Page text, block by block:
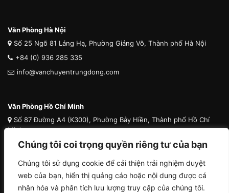
Chúng tôi coi trọng quyền riêng tư của bạn
Chúng tôi sử dụng cookie để cải thiện trải nghiệm duyệt
web của bạn, hiển thị quảng cáo hoặc nội dung được cá
nhân hóa và phân tích lưu lượng truy cập của chúng tôi.
Văn Phòng Hà Nội
Số 25 Ngõ 81 Láng Hạ, Phường Giảng Võ, Thành phố Hà Nội
+84 (0) 936 285 335
info@vanchuyentrungdong.com
Văn Phòng Hồ Chí Minh
Số 87 Đường A4 (K300), Phường Bảy Hiền, Thành phố Hồ Chí
Minh
+84 (0) 936 285 335
info@vanchuyentrungdong.com